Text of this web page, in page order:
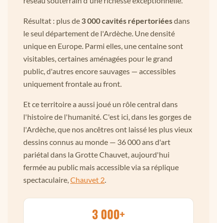
Résultat : plus de 3 000 cavités répertoriéesdans
le seul département de l'Ardèche. Une densité
unique en Europe. Parmi elles, une centaine sont
visitables, certaines aménagées pour le grand
public, d'autres encore sauvages — accessibles
uniquement frontale au front.
Et ce territoire a aussi joué un rôle central dans
l'histoire de l'humanité. C'est ici, dans les gorges de
l'Ardèche, que nos ancêtres ont laissé les plus vieux
dessins connus au monde — 36 000 ans d'art
pariétal dans la Grotte Chauvet, aujourd'hui
fermée au public mais accessible via sa réplique
spectaculaire,Chauvet 2.
3 000+